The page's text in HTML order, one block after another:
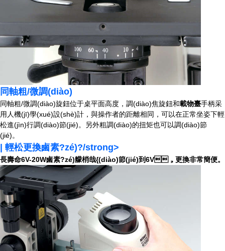
同軸粗/微調(diào)
同軸粗/微調(diào)旋鈕位于桌平面高度，調(diào)焦旋鈕和載物臺手柄采
用人機(jī)學(xué)設(shè)計，與操作者的距離相同，可以在正常坐姿下輕
松進(jìn)行調(diào)節(jié)。另外粗調(diào)的扭矩也可以調(diào)節
(jié)。
| 輕松更換鹵素?zé)?/strong>
長壽命6V-20W鹵素?zé)艨梢哉{(diào)節(jié)到6V，更換非常簡便。